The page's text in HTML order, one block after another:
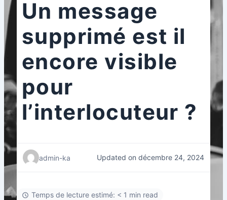
Un message
supprimé est il
encore visible
pour
l’interlocuteur ?
admin-ka Updated on décembre 24, 2024
Temps de lecture estimé: < 1 min read